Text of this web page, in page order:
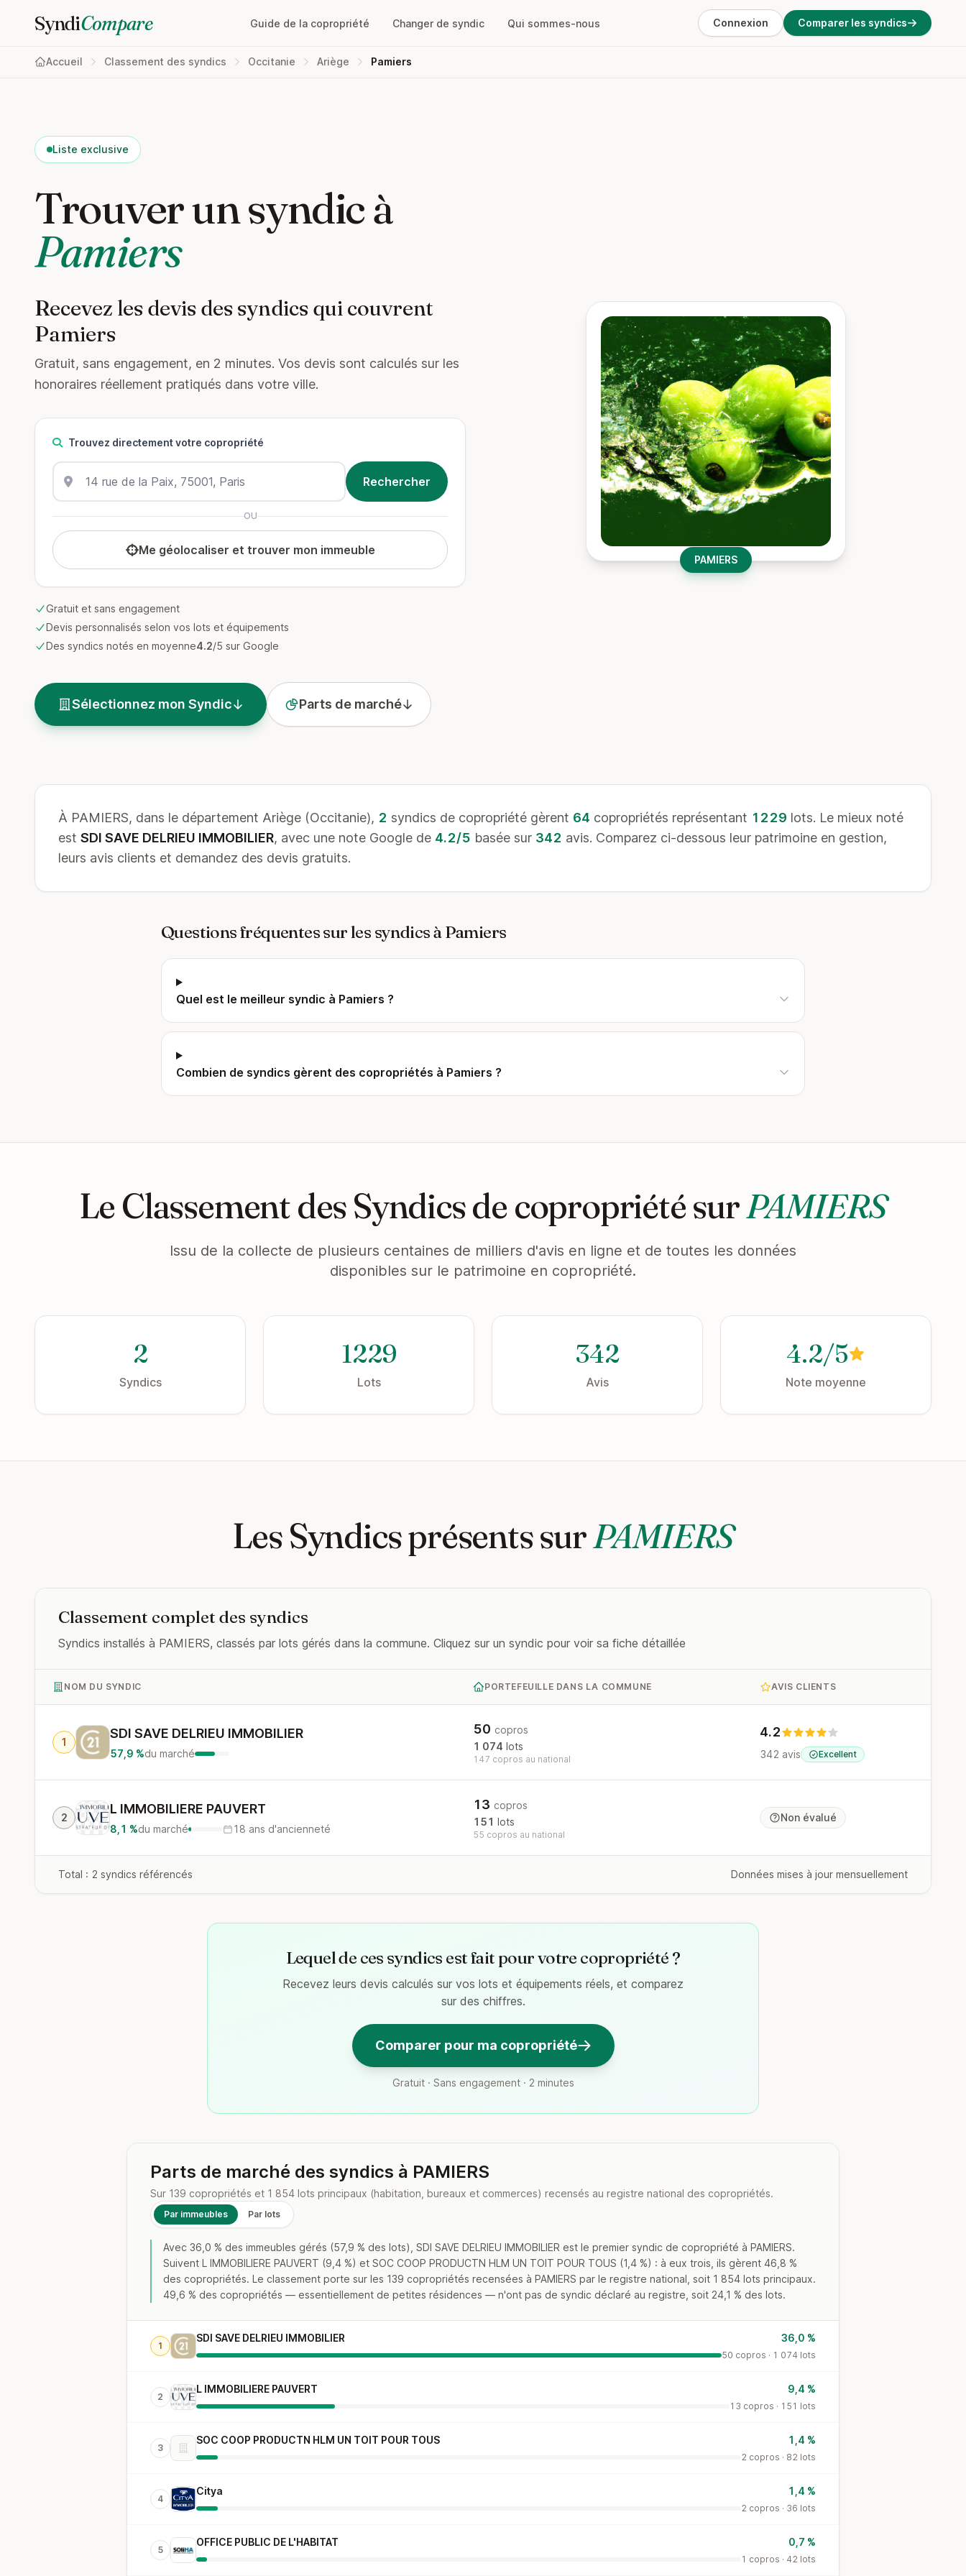
SyndiCompare Guide de la copropriété Changer de syndic Qui sommes-nous Connexion Comparer les syndics
Accueil Classement des syndics Occitanie Ariège Pamiers
Liste exclusive
Trouver un syndic à
Pamiers
Recevez les devis des syndics qui couvrent
Pamiers
Gratuit, sans engagement, en 2 minutes. Vos devis sont calculés sur les
honoraires réellement pratiqués dans votre ville.
Trouvez directement votre copropriété
OU
Me géolocaliser et trouver mon immeuble
Gratuit et sans engagement
Devis personnalisés selon vos lots et équipements
Des syndics notés en moyenne4.2/5 sur Google
Sélectionnez mon Syndic Parts de marché
PAMIERS
À PAMIERS, dans le département Ariège (Occitanie), 2 syndics de copropriété gèrent 64 copropriétés représentant 1229 lots. Le mieux noté
est SDI SAVE DELRIEU IMMOBILIER, avec une note Google de 4.2/5 basée sur 342 avis. Comparez ci-dessous leur patrimoine en gestion,
leurs avis clients et demandez des devis gratuits.
Questions fréquentes sur les syndics à Pamiers
Quel est le meilleur syndic à Pamiers ?
Combien de syndics gèrent des copropriétés à Pamiers ?
Le Classement des Syndics de copropriété surPAMIERS
Issu de la collecte de plusieurs centaines de milliers d'avis en ligne et de toutes les données
disponibles sur le patrimoine en copropriété.
2
Syndics
1229
Lots
342
Avis
4.2/5
Note moyenne
Les Syndics présents surPAMIERS
Classement complet des syndics
Syndics installés à PAMIERS, classés par lots gérés dans la commune. Cliquez sur un syndic pour voir sa fiche détaillée
NOM DU SYNDIC PORTEFEUILLE DANS LA COMMUNE AVIS CLIENTS
1
SDI SAVE DELRIEU IMMOBILIER
57,9 %du marché
50 copros
1 074 lots
147 copros au national
4.2
342 avis Excellent
2
L IMMOBILIERE PAUVERT
8,1 %du marché 18 ans d'ancienneté
13 copros
151 lots
55 copros au national
Non évalué
Total : 2 syndics référencés Données mises à jour mensuellement
Lequel de ces syndics est fait pour votre copropriété ?
Recevez leurs devis calculés sur vos lots et équipements réels, et comparez
sur des chiffres.
Comparer pour ma copropriété
Gratuit · Sans engagement · 2 minutes
Parts de marché des syndics à PAMIERS
Sur 139 copropriétés et 1 854 lots principaux (habitation, bureaux et commerces) recensés au registre national des copropriétés.
Par immeubles Par lots
Avec 36,0 % des immeubles gérés (57,9 % des lots), SDI SAVE DELRIEU IMMOBILIER est le premier syndic de copropriété à PAMIERS.
Suivent L IMMOBILIERE PAUVERT (9,4 %) et SOC COOP PRODUCTN HLM UN TOIT POUR TOUS (1,4 %) : à eux trois, ils gèrent 46,8 %
des copropriétés. Le classement porte sur les 139 copropriétés recensées à PAMIERS par le registre national, soit 1 854 lots principaux.
49,6 % des copropriétés — essentiellement de petites résidences — n'ont pas de syndic déclaré au registre, soit 24,1 % des lots.
1
SDI SAVE DELRIEU IMMOBILIER 36,0 %
50 copros · 1 074 lots
2
L IMMOBILIERE PAUVERT 9,4 %
13 copros · 151 lots
3
SOC COOP PRODUCTN HLM UN TOIT POUR TOUS 1,4 %
2 copros · 82 lots
4
Citya 1,4 %
2 copros · 36 lots
5
OFFICE PUBLIC DE L'HABITAT 0,7 %
1 copros · 42 lots